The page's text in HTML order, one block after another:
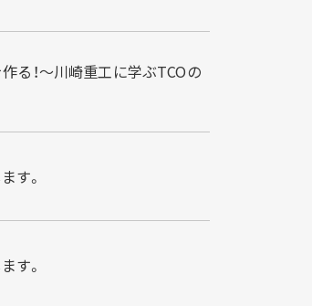
る！～川崎重工に学ぶTCOの
す。
す。